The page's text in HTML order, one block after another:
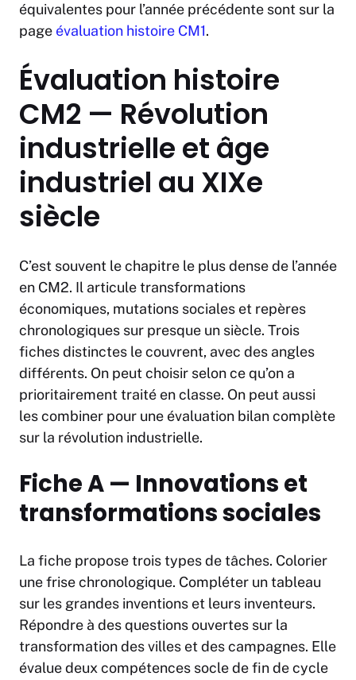
équivalentes pour l’année précédente sont sur la
page évaluation histoire CM1.
Évaluation histoire
CM2 — Révolution
industrielle et âge
industriel au XIXe
siècle
C’est souvent le chapitre le plus dense de l’année
en CM2. Il articule transformations
économiques, mutations sociales et repères
chronologiques sur presque un siècle. Trois
fiches distinctes le couvrent, avec des angles
différents. On peut choisir selon ce qu’on a
prioritairement traité en classe. On peut aussi
les combiner pour une évaluation bilan complète
sur la révolution industrielle.
Fiche A — Innovations et
transformations sociales
La fiche propose trois types de tâches. Colorier
une frise chronologique. Compléter un tableau
sur les grandes inventions et leurs inventeurs.
Répondre à des questions ouvertes sur la
transformation des villes et des campagnes. Elle
évalue deux compétences socle de fin de cycle